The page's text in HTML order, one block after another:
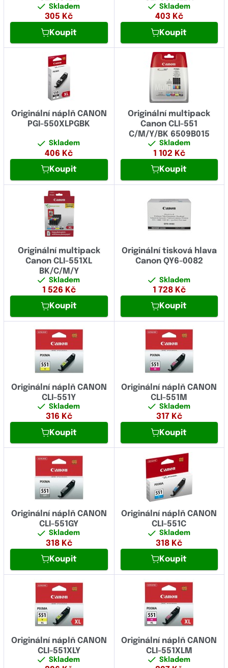
Skladem
305 Kč
Koupit
Skladem
403 Kč
Koupit
Originální náplň CANON
PGI-550XLPGBK
Skladem
406 Kč
Koupit
Originální multipack
Canon CLI-551
C/M/Y/BK 6509B015
Skladem
1 102 Kč
Koupit
Originální multipack
Canon CLI-551XL
BK/C/M/Y
Skladem
1 526 Kč
Koupit
Originální tisková hlava
Canon QY6-0082
Skladem
1 728 Kč
Koupit
Originální náplň CANON
CLI-551Y
Skladem
316 Kč
Koupit
Originální náplň CANON
CLI-551M
Skladem
317 Kč
Koupit
Originální náplň CANON
CLI-551GY
Skladem
318 Kč
Koupit
Originální náplň CANON
CLI-551C
Skladem
318 Kč
Koupit
Originální náplň CANON
CLI-551XLY
Skladem
Originální náplň CANON
CLI-551XLM
Skladem